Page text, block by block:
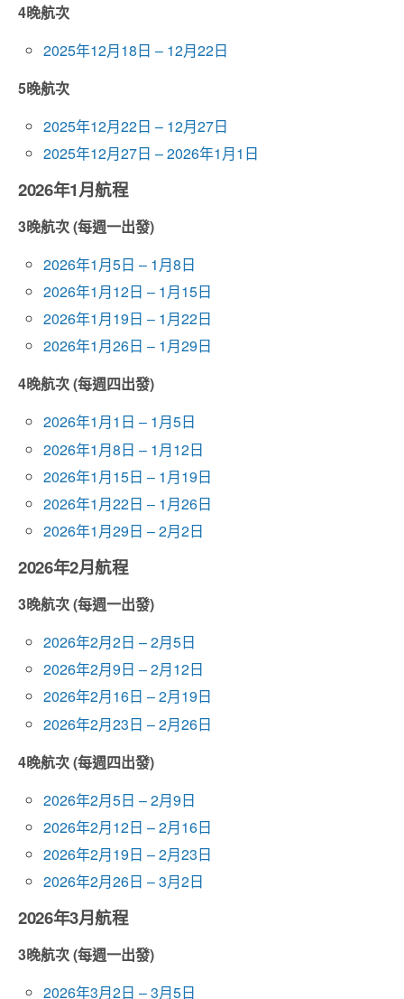
4晚航次
2025年12月18日 – 12月22日
5晚航次
2025年12月22日 – 12月27日
2025年12月27日 – 2026年1月1日
2026年1月航程
3晚航次 (每週一出發)
2026年1月5日 – 1月8日
2026年1月12日 – 1月15日
2026年1月19日 – 1月22日
2026年1月26日 – 1月29日
4晚航次 (每週四出發)
2026年1月1日 – 1月5日
2026年1月8日 – 1月12日
2026年1月15日 – 1月19日
2026年1月22日 – 1月26日
2026年1月29日 – 2月2日
2026年2月航程
3晚航次 (每週一出發)
2026年2月2日 – 2月5日
2026年2月9日 – 2月12日
2026年2月16日 – 2月19日
2026年2月23日 – 2月26日
4晚航次 (每週四出發)
2026年2月5日 – 2月9日
2026年2月12日 – 2月16日
2026年2月19日 – 2月23日
2026年2月26日 – 3月2日
2026年3月航程
3晚航次 (每週一出發)
2026年3月2日 – 3月5日